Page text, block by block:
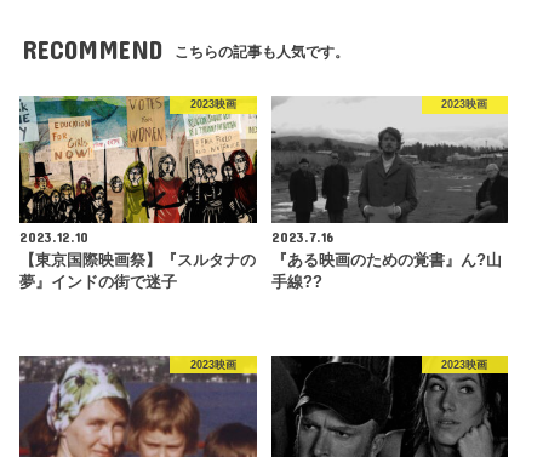
RECOMMEND こちらの記事も人気です。
2023映画
2023.12.10
【東京国際映画祭】『スルタナの
夢』インドの街で迷子
2023映画
2023.7.16
『ある映画のための覚書』ん?山
手線??
2023映画 2023映画